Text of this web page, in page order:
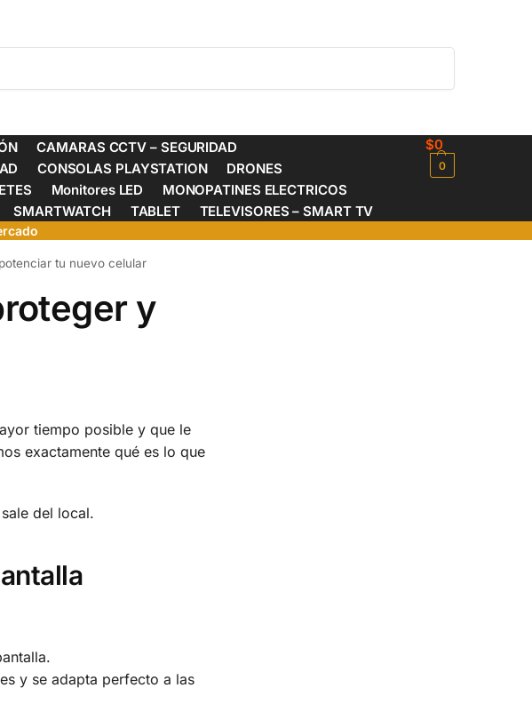
CAMARAS CCTV – SEGURIDAD
CONSOLAS PLAYSTATION
DRONES
Monitores LED
MONOPATINES ELECTRICOS
SMARTWATCH TABLET TELEVISORES – SMART TV
$0
0
tu nuevo celular
y
tiempo posible y que le
exactamente qué es lo que
del local.
y se adapta perfecto a las